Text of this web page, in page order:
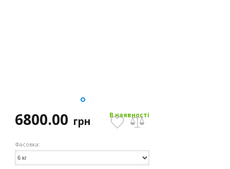
В наявності
6800.00 грн
Фасовка: